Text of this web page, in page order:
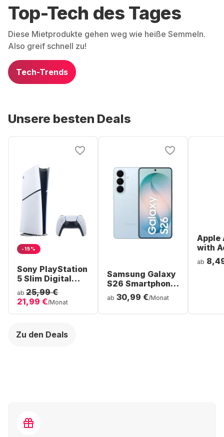
Top-Tech des Tages
Diese Mietprodukte gehen weg wie heiße Semmeln.
Also greif schnell zu!
Tech-Trends
Unsere besten Deals
-15%
Sony PlayStation
5 Slim Digital
Console
ab 25,99 €
21,99 €/Monat
Samsung Galaxy
S26 Smartphone
- 256GB - Dual
SIM
ab 30,99 €/Monat
Apple
with
Noise
ab
Zu den Deals